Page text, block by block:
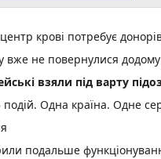
крові потребує
вже не повернулися
взяли під варту
подій. Одна країна. Одне
подальше